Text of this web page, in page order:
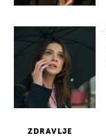
ZDRAVLJE